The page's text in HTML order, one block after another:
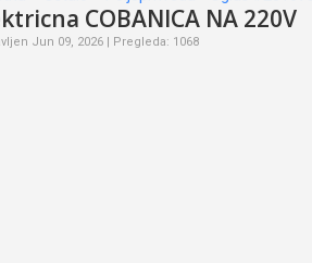
COBANICA NA 220V
Jun 09, 2026 | Pregleda: 1068